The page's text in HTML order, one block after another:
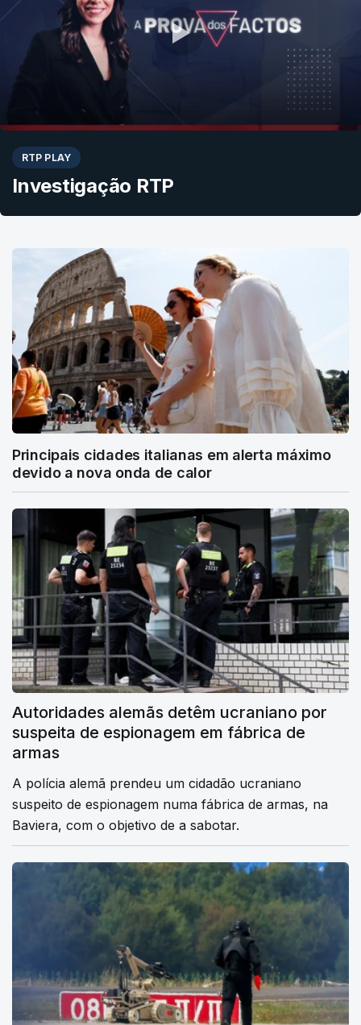
RTP PLAY
Investigação RTP
Principais cidades italianas em alerta máximo
devido a nova onda de calor
Autoridades alemãs detêm ucraniano por
suspeita de espionagem em fábrica de
armas
A polícia alemã prendeu um cidadão ucraniano
suspeito de espionagem numa fábrica de armas, na
Baviera, com o objetivo de a sabotar.